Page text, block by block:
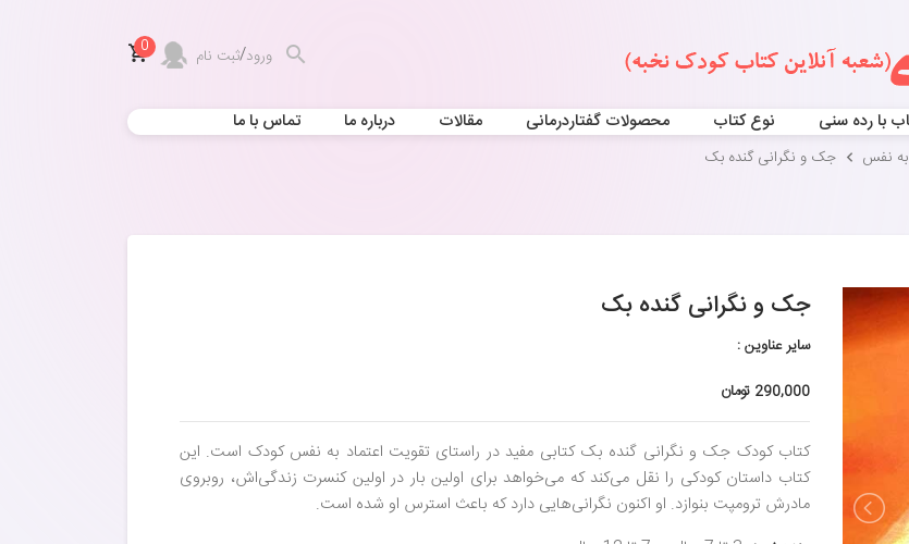
ورود/ثبت نام 0
با رده سنی نوع کتاب محصولات گفتاردرمانی مقالات درباره ما تماس با ما
به نفس جک و نگرانی گنده بک
جک و نگرانی گنده بک
سایر عناوین :
290,000 تومان
کتاب کودک جک و نگرانی گنده بک کتابی مفید در راستای تقویت اعتماد به نفس کودک است. این
کتاب داستان کودکی را نقل می‌کند که می‌خواهد برای اولین بار در اولین کنسرت زندگی‌اش، روبروی
مادرش ترومپت بنوازد. او اکنون نگرانی‌هایی دارد که باعث استرس او شده است.